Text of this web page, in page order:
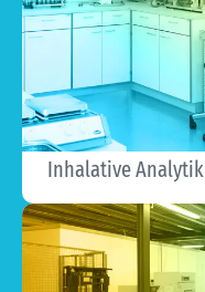
Inhalative Analytik